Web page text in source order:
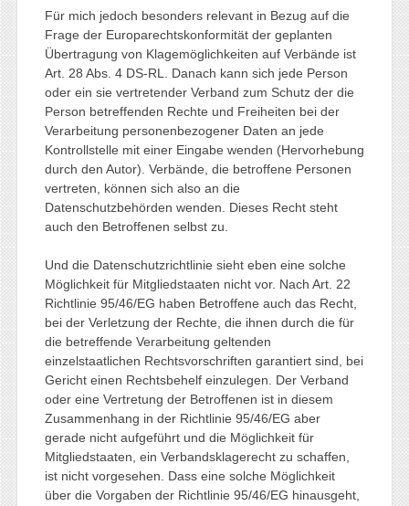
Für mich jedoch besonders relevant in Bezug auf die
Frage der Europarechtskonformität der geplanten
Übertragung von Klagemöglichkeiten auf Verbände ist
Art. 28 Abs. 4 DS-RL. Danach kann sich jede Person
oder ein sie vertretender Verband zum Schutz der die
Person betreffenden Rechte und Freiheiten bei der
Verarbeitung personenbezogener Daten an jede
Kontrollstelle mit einer Eingabe wenden (Hervorhebung
durch den Autor). Verbände, die betroffene Personen
vertreten, können sich also an die
Datenschutzbehörden wenden. Dieses Recht steht
auch den Betroffenen selbst zu.
Und die Datenschutzrichtlinie sieht eben eine solche
Möglichkeit für Mitgliedstaaten nicht vor. Nach Art. 22
Richtlinie 95/46/EG haben Betroffene auch das Recht,
bei der Verletzung der Rechte, die ihnen durch die für
die betreffende Verarbeitung geltenden
einzelstaatlichen Rechtsvorschriften garantiert sind, bei
Gericht einen Rechtsbehelf einzulegen. Der Verband
oder eine Vertretung der Betroffenen ist in diesem
Zusammenhang in der Richtlinie 95/46/EG aber
gerade nicht aufgeführt und die Möglichkeit für
Mitgliedstaaten, ein Verbandsklagerecht zu schaffen,
ist nicht vorgesehen. Dass eine solche Möglichkeit
über die Vorgaben der Richtlinie 95/46/EG hinausgeht,